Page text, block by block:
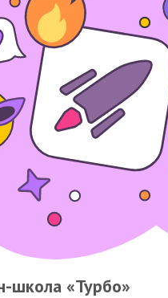
школа «Турбо»